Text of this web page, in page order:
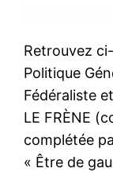
Retrouvez
Politique
Fédéraliste
LE FRÈNE
complétée
« Être de